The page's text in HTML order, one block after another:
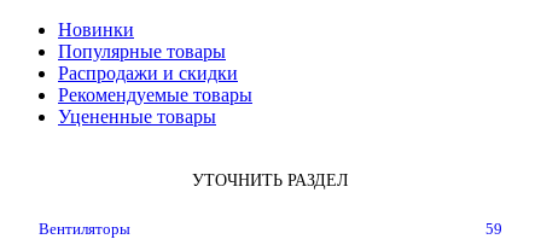
Новинки
Популярные товары
Распродажи и скидки
Рекомендуемые товары
Уцененные товары
УТОЧНИТЬ РАЗДЕЛ
Вентиляторы 59